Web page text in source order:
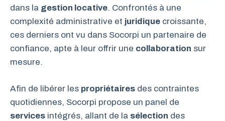
dans la gestion locative. Confrontés à une
complexité administrative et juridique croissante,
ces derniers ont vu dans Socorpi un partenaire de
confiance, apte à leur offrir une collaboration sur
mesure.
Afin de libérer les propriétaires des contraintes
quotidiennes, Socorpi propose un panel de
services intégrés, allant de la sélection des